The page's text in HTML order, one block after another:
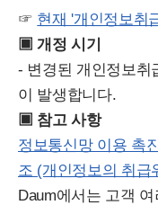
☞ 현재 '개인정보취
▣ 개정 시기
- 변경된 개인정보취
이 발생합니다.
▣ 참고 사항
정보통신망 이용 촉
조 (개인정보의 취급
Daum에서는 고객